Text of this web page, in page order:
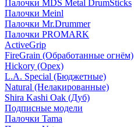
Палочки MDS Metal DrumSticks
Палочки Meinl
Палочки Mr.Drummer
Палочки PROMARK
ActiveGrip
FireGrain (Обработанные огнём)
Hickory (Орех)
L.A. Special (Бюджетные)
Natural (Нелакированные)
Shira Kashi Oak (Дуб)
Подписные модели
Палочки Tama